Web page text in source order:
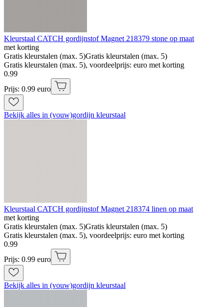
Kleurstaal CATCH gordijnstof Magnet 218379 stone op maat
met korting
Gratis kleurstalen (max. 5)Gratis kleurstalen (max. 5)
Gratis kleurstalen (max. 5), voordeelprijs: euro met korting
0.99
Prijs: 0.99 euro
Bekijk alles in (vouw)gordijn kleurstaal
Kleurstaal CATCH gordijnstof Magnet 218374 linen op maat
met korting
Gratis kleurstalen (max. 5)Gratis kleurstalen (max. 5)
Gratis kleurstalen (max. 5), voordeelprijs: euro met korting
0.99
Prijs: 0.99 euro
Bekijk alles in (vouw)gordijn kleurstaal